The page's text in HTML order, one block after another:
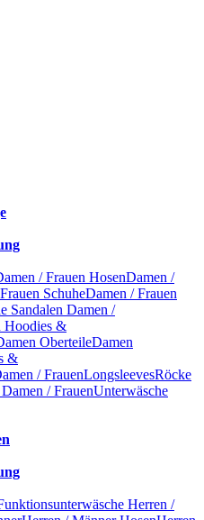
/ Frauen HosenDamen /
SchuheDamen / Frauen
Sandalen Damen /
Hoodies &
OberteileDamen
&
/ FrauenLongsleevesRöcke
/ FrauenUnterwäsche
Herren /